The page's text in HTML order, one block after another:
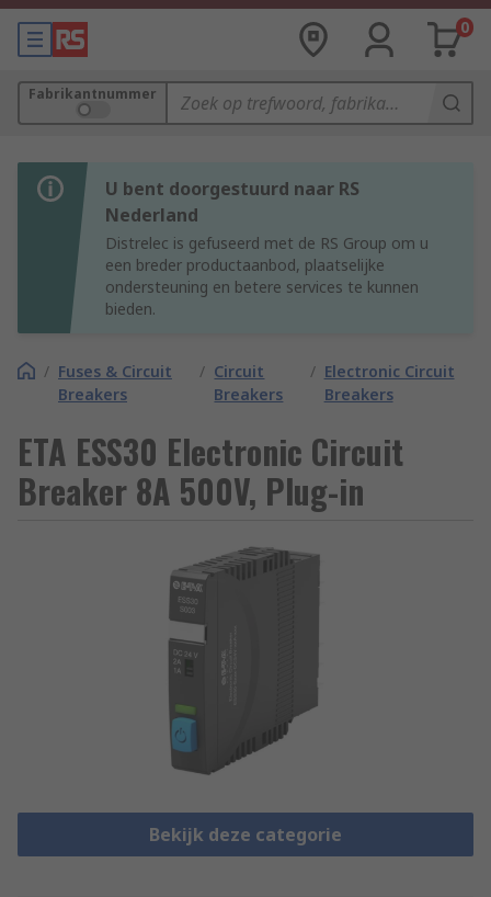
0
Fabrikantnummer
U bent doorgestuurd naar RS
Nederland
Distrelec is gefuseerd met de RS Group om u
een breder productaanbod, plaatselijke
ondersteuning en betere services te kunnen
bieden.
/ Fuses & Circuit
Breakers
/ Circuit
Breakers
/ Electronic Circuit
Breakers
ETA ESS30 Electronic Circuit
Breaker 8A 500V, Plug-in
Bekijk deze categorie